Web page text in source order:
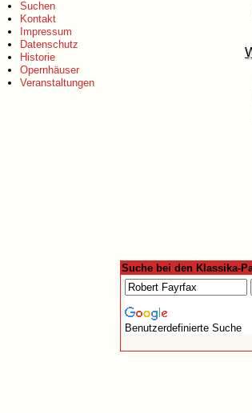
Suchen
Kontakt
Impressum
Datenschutz
Historie
Opernhäuser
Veranstaltungen
Suche bei den Klassika-
Benutzerdefinierte Suche